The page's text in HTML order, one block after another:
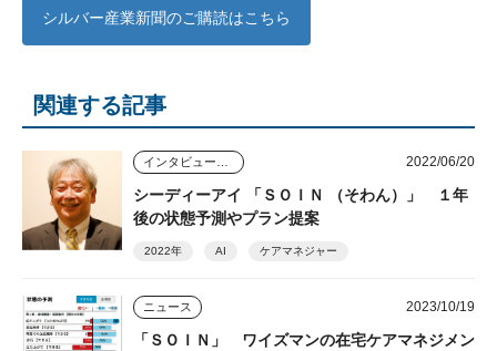
シルバー産業新聞のご購読はこちら
関連する記事
インタビュー・座談会 2022/06/20
シーディーアイ 「ＳＯＩＮ （そわん）」 １年
後の状態予測やプラン提案
2022年 AI ケアマネジャー
ニュース 2023/10/19
「ＳＯＩＮ」 ワイズマンの在宅ケアマネジメン